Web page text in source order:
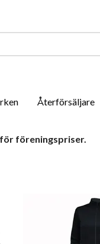
Återförsäljare
föreningspriser.